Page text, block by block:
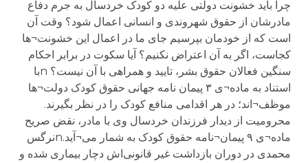
چرا باید خشونت دولتی علیه دو کودک خردسال به جرم دفاع
مادرشان از حقوق شهروندی و انسانی اعمال شود؟ وقت آن
است که از خودمان بپرسیم جای ما در اعمال این خشونت¬ها
کجاست، اگر به آن اعتراض نکنیم؟ آیا سکوت در برابر احکام
سنگین فعالان حقوق بشر، تایید و همراهی با آن نیست؟ nبا
استناد به ماده¬ی ۳ پیمان نامه جهانی حقوق کودک دولت¬ها
موظف¬اند؛ در هر اقدامی منافع کودک را در نظر بگیرند.
محرومیت از دیدار فرزندان خردسال وی با مادر، نقض صریح
ماده¬ی ۹ پیمان¬نامه حقوق کودک به شمار می¬آید.nنرگس
محمدی در دوران بازداشت غیر قانونی‌اش دچار بیماری شده و